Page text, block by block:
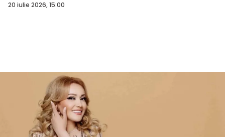
20 iulie 2026, 15:00